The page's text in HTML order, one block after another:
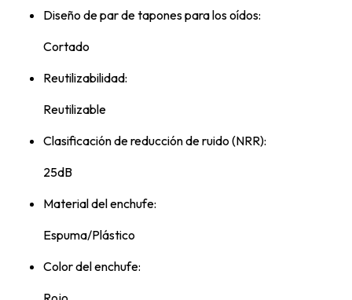
Diseño de par de tapones para los oídos:
Cortado
Reutilizabilidad:
Reutilizable
Clasificación de reducción de ruido (NRR):
25dB
Material del enchufe:
Espuma/Plástico
Color del enchufe: